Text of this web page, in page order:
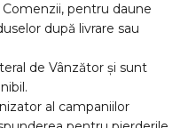
pentru daune
după livrare sau
de Vânzător și sunt
al campaniilor